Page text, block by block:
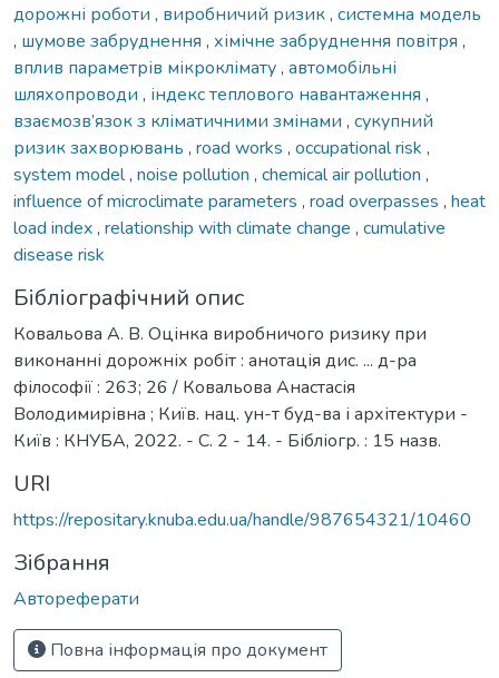
дорожні роботи , виробничий ризик, системна модель
, шумове забруднення , хімічне забруднення повітря ,
вплив параметрів мікроклімату, автомобільні
шляхопроводи , індекс теплового навантаження ,
взаємозв’язок з кліматичними змінами , сукупний
ризик захворювань , road works , occupational risk ,
system model, noise pollution , chemical air pollution ,
influence of microclimate parameters , road overpasses , heat
load index, relationship with climate change , cumulative
disease risk
Бібліографічний опис
Ковальова А. В. Оцінка виробничого ризику при
виконанні дорожніх робіт : анотація дис. ... д-ра
філософії : 263; 26 / Ковальова Анастасія
Володимирівна ; Київ. нац. ун-т буд-ва і архітектури -
Київ : КНУБА, 2022. - С. 2 - 14. - Бібліогр. : 15 назв.
URI
https://repositary.knuba.edu.ua/handle/987654321/10460
Зібрання
Автореферати
Повна інформація про документ